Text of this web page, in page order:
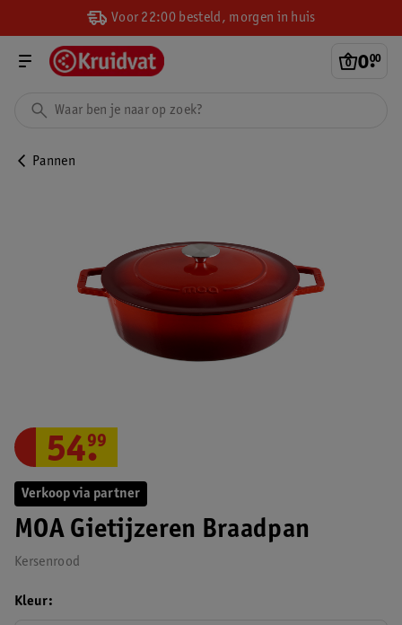
Voor 22:00 besteld, morgen in huis
0.
00
Pannen
Verkoop via partner
MOA Gietijzeren Braadpan
Kersenrood
54.
99
Kleur